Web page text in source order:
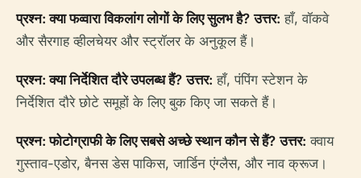
प्रश्न: क्या फव्वारा विकलांग लोगों के लिए सुलभ है? उत्तर: हाँ, वॉकवे
और सैरगाह व्हीलचेयर और स्ट्रॉलर के अनुकूल हैं।
प्रश्न: क्या निर्देशित दौरे उपलब्ध हैं? उत्तर: हाँ, पंपिंग स्टेशन के
निर्देशित दौरे छोटे समूहों के लिए बुक किए जा सकते हैं।
प्रश्न: फोटोग्राफी के लिए सबसे अच्छे स्थान कौन से हैं? उत्तर: क्वाय
गुस्ताव-एडोर, बैनस डेस पाकिस, जार्डिन एंग्लैस, और नाव क्रूज।